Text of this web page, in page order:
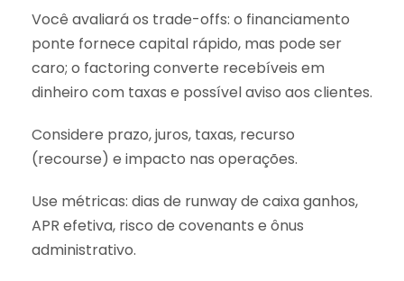
Você avaliará os trade-offs: o financiamento
ponte fornece capital rápido, mas pode ser
caro; o factoring converte recebíveis em
dinheiro com taxas e possível aviso aos clientes.
Considere prazo, juros, taxas, recurso
(recourse) e impacto nas operações.
Use métricas: dias de runway de caixa ganhos,
APR efetiva, risco de covenants e ônus
administrativo.